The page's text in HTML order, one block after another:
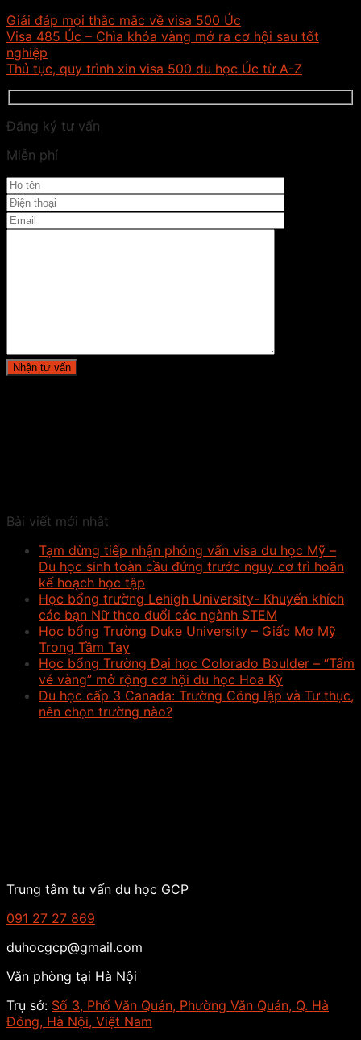
Giải đáp mọi thắc mắc về visa 500 Úc
Visa 485 Úc – Chìa khóa vàng mở ra cơ hội sau tốt
nghiệp
Thủ tục, quy trình xin visa 500 du học Úc từ A-Z
Đăng ký tư vấn
Miễn phí
Bài viết mới nhât
Tạm dừng tiếp nhận phỏng vấn visa du học Mỹ –
Du học sinh toàn cầu đứng trước nguy cơ trì hoãn
kế hoạch học tập
Học bổng trường Lehigh University- Khuyến khích
các bạn Nữ theo đuổi các ngành STEM
Học bổng Trường Duke University – Giấc Mơ Mỹ
Trong Tầm Tay
Học bổng Trường Đại học Colorado Boulder – “Tấm
vé vàng” mở rộng cơ hội du học Hoa Kỳ
Du học cấp 3 Canada: Trường Công lập và Tư thục,
nên chọn trường nào?
Trung tâm tư vấn du học GCP
091 27 27 869
duhocgcp@gmail.com
Văn phòng tại Hà Nội
Trụ sở: Số 3, Phố Văn Quán, Phường Văn Quán, Q. Hà
Đông, Hà Nội, Việt Nam